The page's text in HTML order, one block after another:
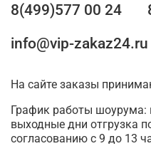
8(499)577 00 24
info@vip-zakaz24.ru
На сайте заказы
График работы шоурума:
выходные дни отгрузка
согласованию с 9 до 13